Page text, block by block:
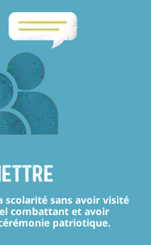
scolarité sans avoir visité
combattant et avoir
patriotique.